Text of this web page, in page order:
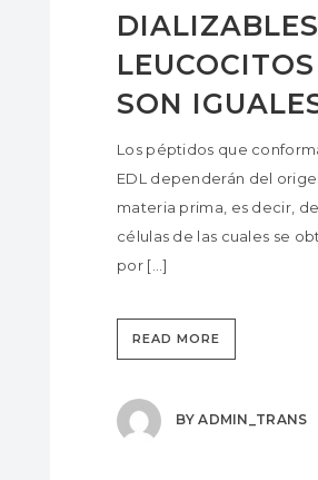
LEUCOCITOS
SON
Los péptidos que
EDL dependerán del
materia prima, es decir,
células de las cuales se
por [...]
READ MORE
BYADMIN_TRANS